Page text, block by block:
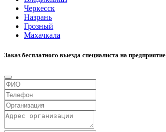
Черкесск
Назрань
Грозный
Махачкала
Заказ бесплатного выезда специалиста на предприятие